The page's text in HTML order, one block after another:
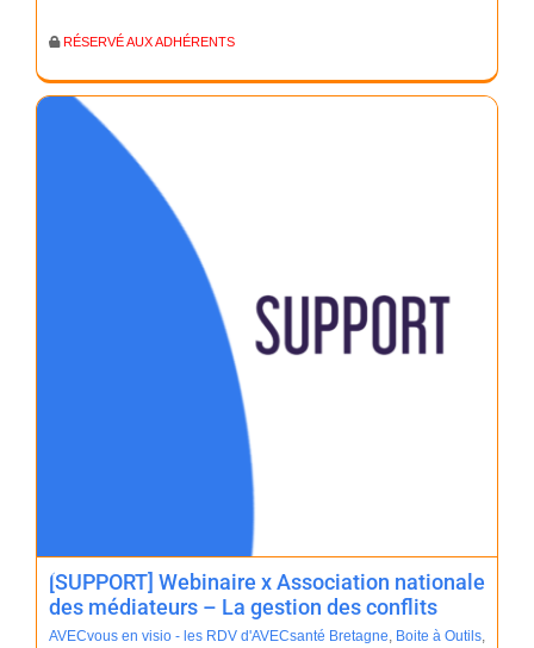
RÉSERVÉ AUX ADHÉRENTS
[SUPPORT] Webinaire x Association nationale
des médiateurs – La gestion des conflits
AVECvous en visio - les RDV d'AVECsanté Bretagne, Boite à Outils,